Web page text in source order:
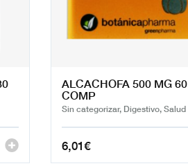
ALCACHOFA 500 MG 60
COMP
Sin categorizar, Digestivo, Salud
6,01€